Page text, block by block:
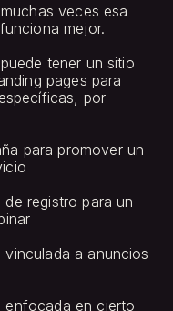
veces esa
mejor.
tener un sitio
pages para
por
para promover un
de registro para un
vinculada a anuncios
enfocada en cierto